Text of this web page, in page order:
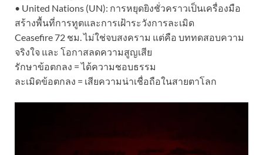
• United Nations (UN): การหยุดยิงชั่วคราวเป็นเครื่องมือ
สร้างพื้นที่การทูตและการเฝ้าระวังการละเมิด
Ceasefire 72 ชม. ไม่ใช่จบสงคราม แต่คือ บททดสอบความ
จริงใจ และ โอกาสลดความสูญเสีย
รักษาข้อตกลง = ได้ความชอบธรรม
ละเมิดข้อตกลง = เสียความน่าเชื่อถือในสายตาโลก